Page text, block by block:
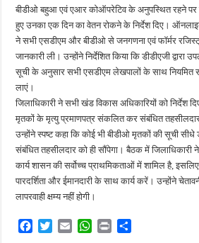
बीडीओ बहुआ एवं एआर कोऑपरेटिव के अनुपस्थित रहने पर
हुए उनका एक दिन का वेतन रोकने के निर्देश दिए। ऑनलाइन
ने सभी एसडीएम और बीडीओ से जनगणना एवं फॉर्मर
जानकारी ली। उन्होंने निर्देशित किया कि डीडीएजी द्वारा
सूची के अनुसार सभी एसडीएम लेखपालों के साथ नियमित
लाएं।
जिलाधिकारी ने सभी खंड विकास अधिकारियों को निर्देश
मृतकों के मृत्यु प्रमाणपत्र संकलित कर संबंधित
उन्होंने स्पष्ट कहा कि कोई भी बीडीओ मृतकों की सूची सीधे
संबंधित तहसीलदार को ही सौंपेगा। बैठक में जिलाधिकारी
कार्य शासन की सर्वोच्च प्राथमिकताओं में शामिल है,
पारदर्शिता और ईमानदारी के साथ कार्य करें। उन्होंने
लापरवाही क्षम्य नहीं होगी।
W